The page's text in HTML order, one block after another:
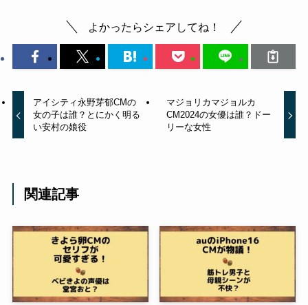
よかったらシェアしてね！
アイシティ永野芽郁CMの
女の子は誰？とにかく明る
い安村の娘役
マジョリカマジョルカ
CM2024の女優は誰？ドー
リーな女性
関連記事